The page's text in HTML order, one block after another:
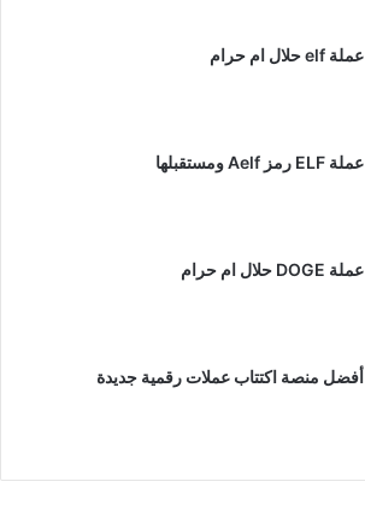
عملة elf حلال ام حرام
عملة ELF رمز Aelf ومستقبلها
عملة DOGE حلال ام حرام
أفضل منصة اكتتاب عملات رقمية جديدة